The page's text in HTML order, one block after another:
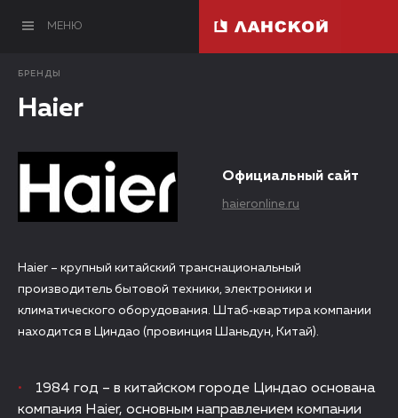
МЕНЮ
БРЕНДЫ
Haier
Официальный сайт
haieronline.ru
Haier – крупный китайский транснациональный
производитель бытовой техники, электроники и
климатического оборудования. Штаб‑квартира компании
находится в Циндао (провинция Шаньдун, Китай).
1984 год – в китайском городе Циндао основана
компания Haier, основным направлением компании